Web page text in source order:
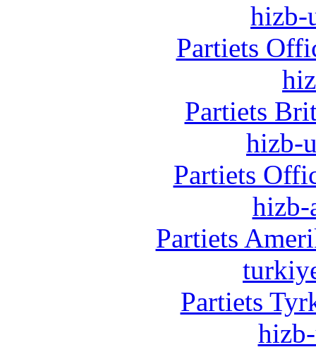
hizb-
Partiets
Partiets
hizb-
Partiets
hizb-
Partiets
Partiets